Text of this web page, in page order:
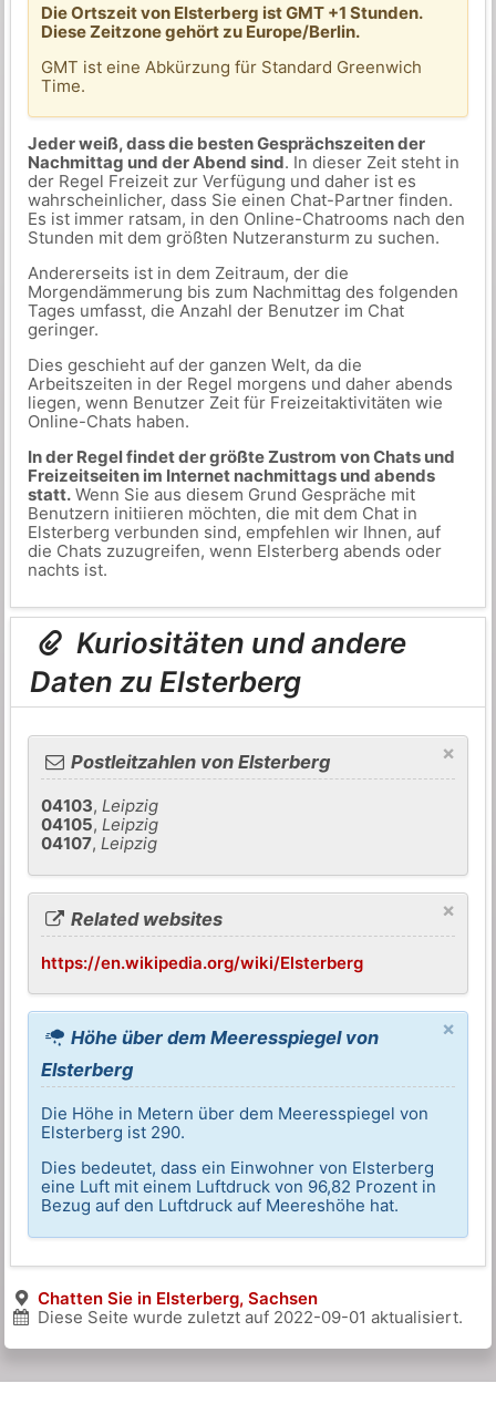
Die Ortszeit von Elsterberg ist GMT +1 Stunden.
Diese Zeitzone gehört zu Europe/Berlin.
GMT ist eine Abkürzung für Standard Greenwich
Time.
Jeder weiß, dass die besten Gesprächszeiten der
Nachmittag und der Abend sind. In dieser Zeit steht in
der Regel Freizeit zur Verfügung und daher ist es
wahrscheinlicher, dass Sie einen Chat-Partner finden.
Es ist immer ratsam, in den Online-Chatrooms nach den
Stunden mit dem größten Nutzeransturm zu suchen.
Andererseits ist in dem Zeitraum, der die
Morgendämmerung bis zum Nachmittag des folgenden
Tages umfasst, die Anzahl der Benutzer im Chat
geringer.
Dies geschieht auf der ganzen Welt, da die
Arbeitszeiten in der Regel morgens und daher abends
liegen, wenn Benutzer Zeit für Freizeitaktivitäten wie
Online-Chats haben.
In der Regel findet der größte Zustrom von Chats und
Freizeitseiten im Internet nachmittags und abends
statt.Wenn Sie aus diesem Grund Gespräche mit
Benutzern initiieren möchten, die mit dem Chat in
Elsterberg verbunden sind, empfehlen wir Ihnen, auf
die Chats zuzugreifen, wenn Elsterberg abends oder
nachts ist.
Kuriositäten und andere
Daten zu Elsterberg
×
Postleitzahlen von Elsterberg
04103,Leipzig
04105,Leipzig
04107,Leipzig
×
Related websites
https://en.wikipedia.org/wiki/Elsterberg
×
Höhe über dem Meeresspiegel von
Elsterberg
Die Höhe in Metern über dem Meeresspiegel von
Elsterberg ist 290.
Dies bedeutet, dass ein Einwohner von Elsterberg
eine Luft mit einem Luftdruck von 96,82 Prozent in
Bezug auf den Luftdruck auf Meereshöhe hat.
Chatten Sie in Elsterberg, Sachsen
Diese Seite wurde zuletzt auf 2022-09-01 aktualisiert.